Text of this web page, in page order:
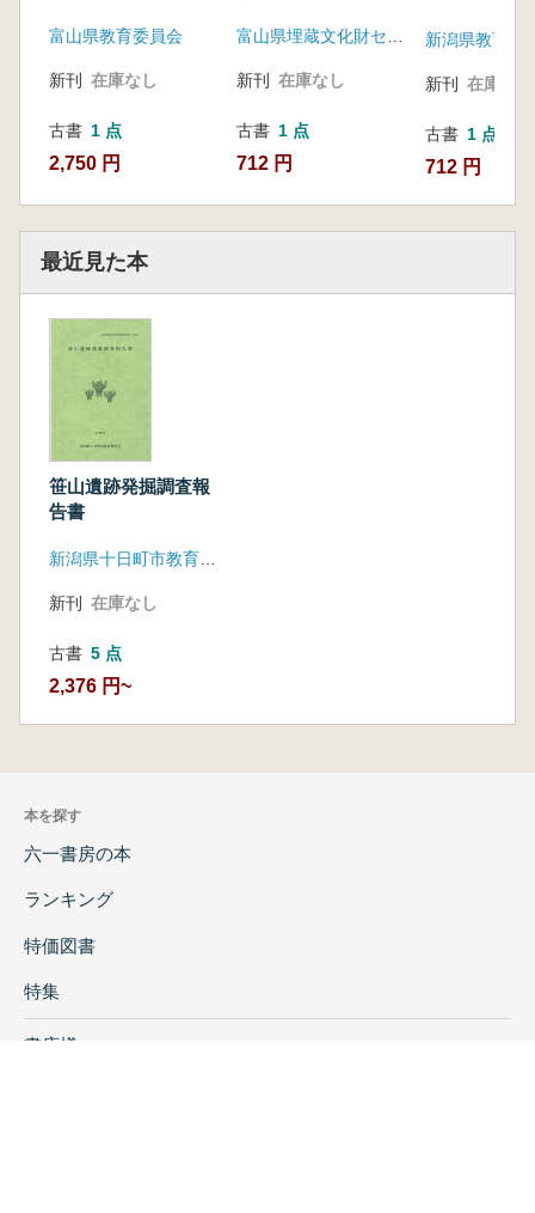
富山県教育委員会
新刊 在庫なし
古書 1 点
2,750 円
新刊 在庫なし
古書 1 点
712 円
新潟県教育
新刊 在庫なし
古書 1 点
712 円
最近見た本
笹山遺跡発掘調査報
告書
新刊 在庫なし
古書 5 点
2,376 円~
本を探す
六一書房の本
ランキング
特価図書
特集
書店様へ